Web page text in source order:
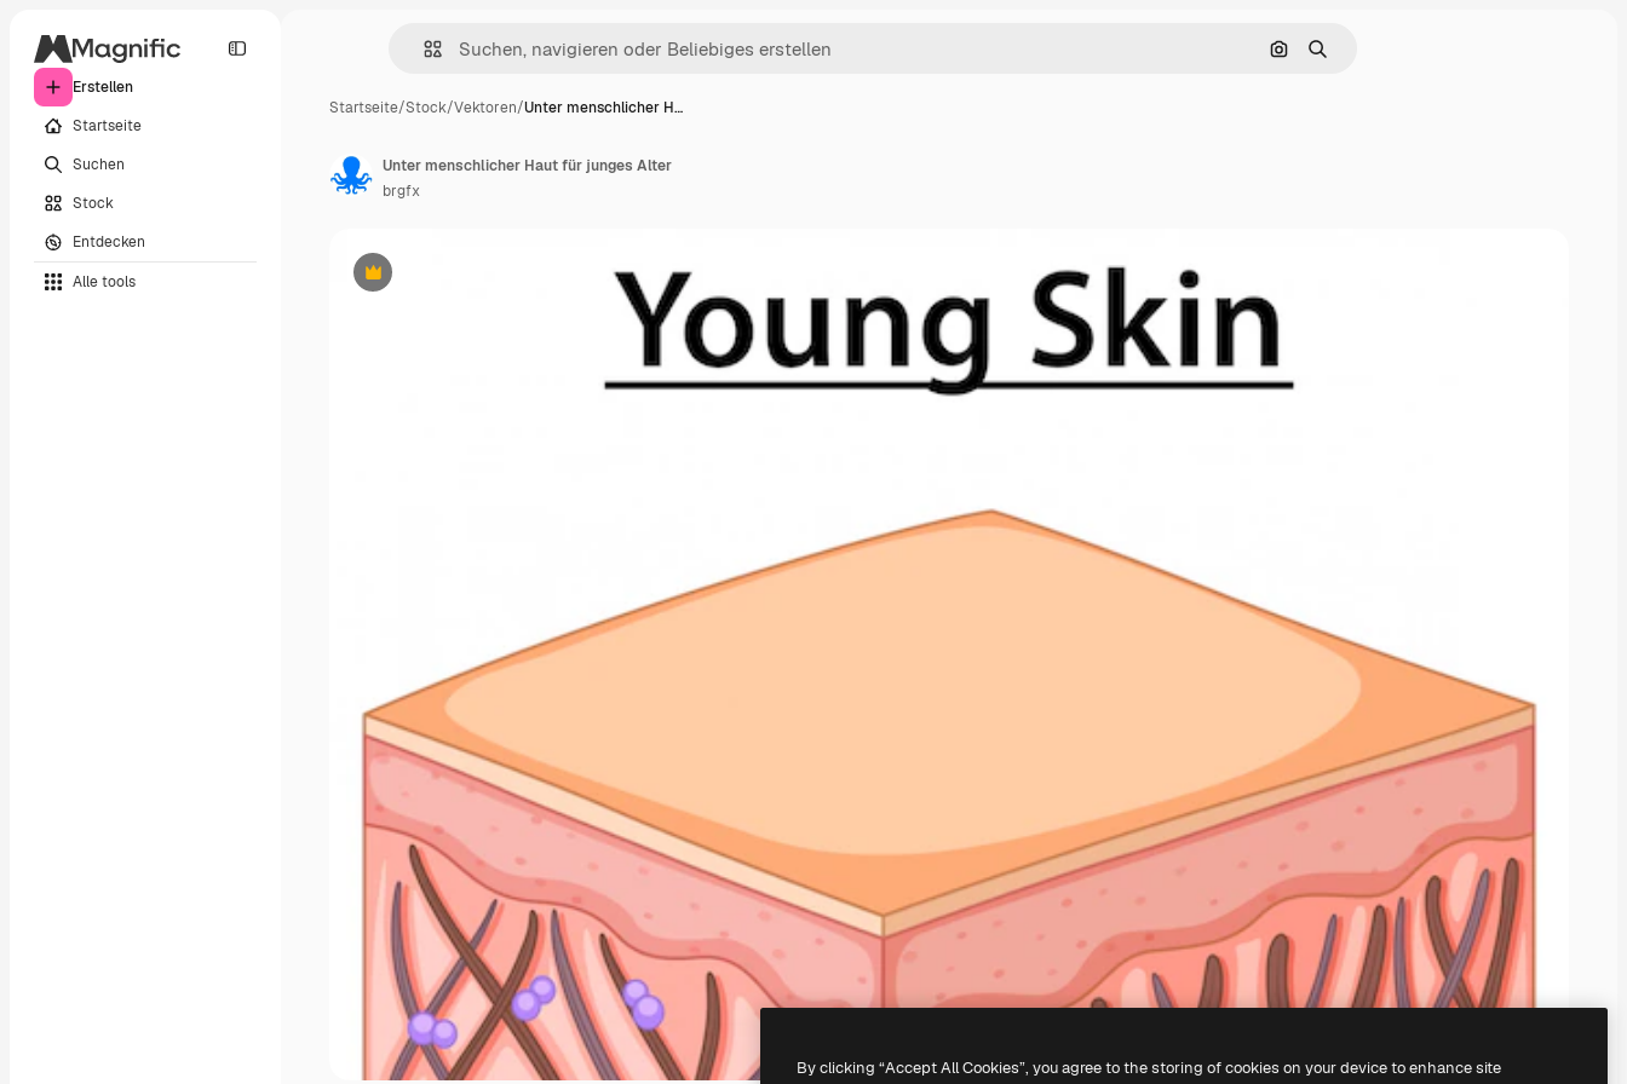
Erstellen
Startseite
Suchen
Stock
Entdecken
Alle tools
Nach Bild suchen
Suchen
Startseite/Stock/Vektoren/Unter menschlicher H…
Premium
Unter menschlicher Haut für junges Alter
brgfx
By clicking “Accept All Cookies”, you agree to the storing of cookies on your device to enhance site